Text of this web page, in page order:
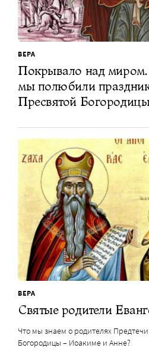
ВЕРА
Покрывало над
мы полюбили
Пресвятой
ВЕРА
Святые родители
Что мы знаем о родителях
Богородицы – Иоакиме и Анне?